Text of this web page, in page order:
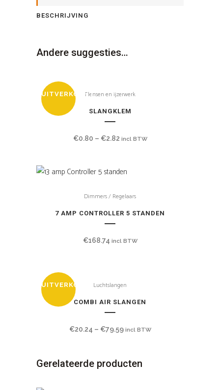
BESCHRIJVING
Andere suggesties…
UITVERKOCHTFlensen en ijzerwerk
SLANGKLEM
€0.80 – €2.82 incl BTW
Dimmers / Regelaars
7 AMP CONTROLLER 5 STANDEN
€168.74 incl BTW
UITVERKOCHTLuchtslangen
COMBI AIR SLANGEN
€20.24 – €79.59 incl BTW
Gerelateerde producten